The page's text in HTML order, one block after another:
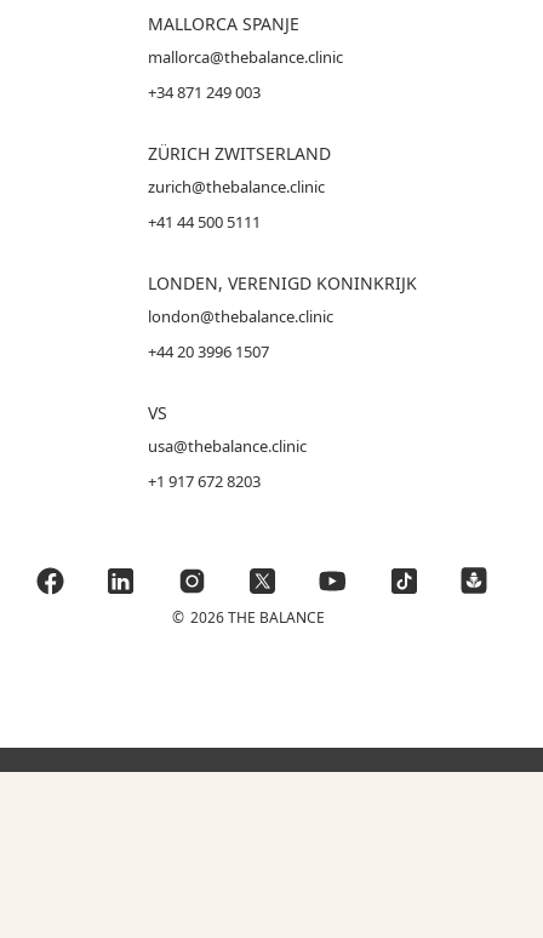
MALLORCA SPANJE
mallorca@thebalance.clinic
+34 871 249 003
ZÜRICH ZWITSERLAND
zurich@thebalance.clinic
+41 44 500 5111
LONDEN, VERENIGD KONINKRIJK
london@thebalance.clinic
+44 20 3996 1507
VS
usa@thebalance.clinic
+1 917 672 8203
© 2026 THE BALANCE